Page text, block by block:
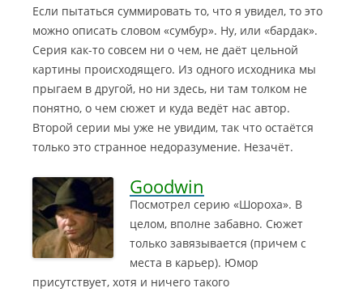
Если пытаться суммировать то, что я увидел, то это
можно описать словом «сумбур». Ну, или «бардак».
Серия как-то совсем ни о чем, не даёт цельной
картины происходящего. Из одного исходника мы
прыгаем в другой, но ни здесь, ни там толком не
понятно, о чем сюжет и куда ведёт нас автор.
Второй серии мы уже не увидим, так что остаётся
только это странное недоразумение. Незачёт.
Goodwin
Посмотрел серию «Шороха». В
целом, вполне забавно. Сюжет
только завязывается (причем с
места в карьер). Юмор
присутствует, хотя и ничего такого